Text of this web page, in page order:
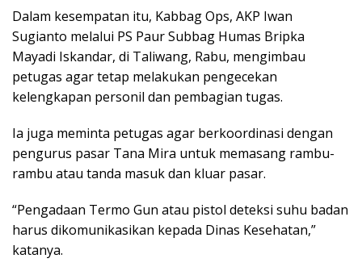
Dalam kesempatan itu, Kabbag Ops, AKP Iwan
Sugianto melalui PS Paur Subbag Humas Bripka
Mayadi Iskandar, di Taliwang, Rabu, mengimbau
petugas agar tetap melakukan pengecekan
kelengkapan personil dan pembagian tugas.
Ia juga meminta petugas agar berkoordinasi dengan
pengurus pasar Tana Mira untuk memasang rambu-
rambu atau tanda masuk dan kluar pasar.
“Pengadaan Termo Gun atau pistol deteksi suhu badan
harus dikomunikasikan kepada Dinas Kesehatan,”
katanya.